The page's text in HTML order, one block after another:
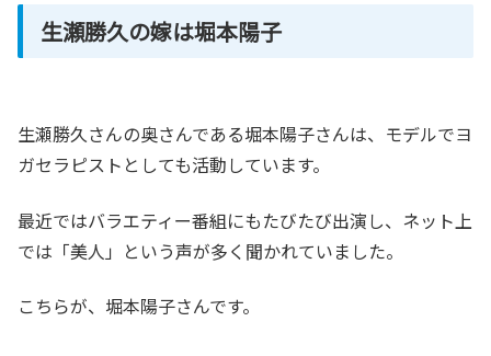
生瀬勝久の嫁は堀本陽子
生瀬勝久さんの奥さんである堀本陽子さんは、モデルでヨ
ガセラピストとしても活動しています。
最近ではバラエティー番組にもたびたび出演し、ネット上
では「美人」という声が多く聞かれていました。
こちらが、堀本陽子さんです。